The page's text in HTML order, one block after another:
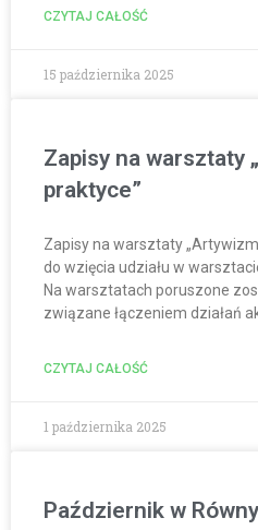
CZYTAJ CAŁOŚĆ
15 października 2025
Zapisy na warsztaty
praktyce”
Zapisy na warsztaty
do wzięcia udziału w
Na warsztatach poruszone
związane łączeniem działań
CZYTAJ CAŁOŚĆ
1 października 2025
Październik w